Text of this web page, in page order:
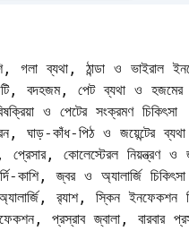
গলা ব্যথা, ঠান্ডা ও ভাইরাল
বদহজম, পেট ব্যথা ও হজমের
ও পেটের সংক্রমণ চিকিৎসা
ঘাড়-কাঁধ-পিঠ ও জয়েন্টের ব্যথা
প্রেসার, কোলেস্টেরল নিয়ন্ত্রণ ও
কাশি, জ্বর ও অ্যালার্জি চিকিৎসা
র‍্যাশ, স্কিন ইনফেকশন
প্রস্রাব জ্বালা, বারবার